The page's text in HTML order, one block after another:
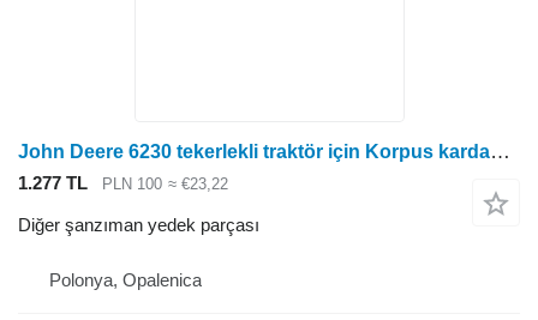
John Deere 6230 tekerlekli traktör için Korpus kardannogo vala perednogo tsentralnogo mosta N John Deere 6230 6630 Ön Orta Aks Tahrik Mili Muhafazası N
1.277 TL PLN 100 ≈ €23,22
Diğer şanzıman yedek parçası
Polonya, Opalenica